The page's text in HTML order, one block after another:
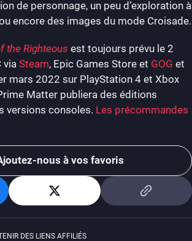
de personnage, un peu d’exploration à
encore des images du mode Croisade.
the Righteous est toujours prévu le 2
via Steam, Epic Games Store et GOG et
mars 2022 sur PlayStation 4 et Xbox
Matter publiera des éditions
versions consoles. Les précommandes
nous à vos favoris
DES LIENS AFFILIÉS